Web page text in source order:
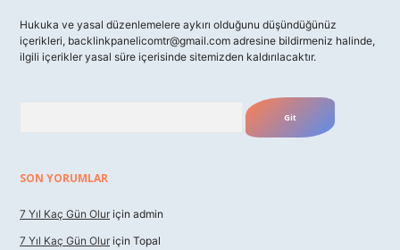
Hukuka ve yasal düzenlemelere aykırı olduğunu düşündüğünüz
içerikleri, backlinkpanelicomtr@gmail.com adresine bildirmeniz halinde,
ilgili içerikler yasal süre içerisinde sitemizden kaldırılacaktır.
SON YORUMLAR
7 Yıl Kaç Gün Olur için admin
7 Yıl Kaç Gün Olur için Topal